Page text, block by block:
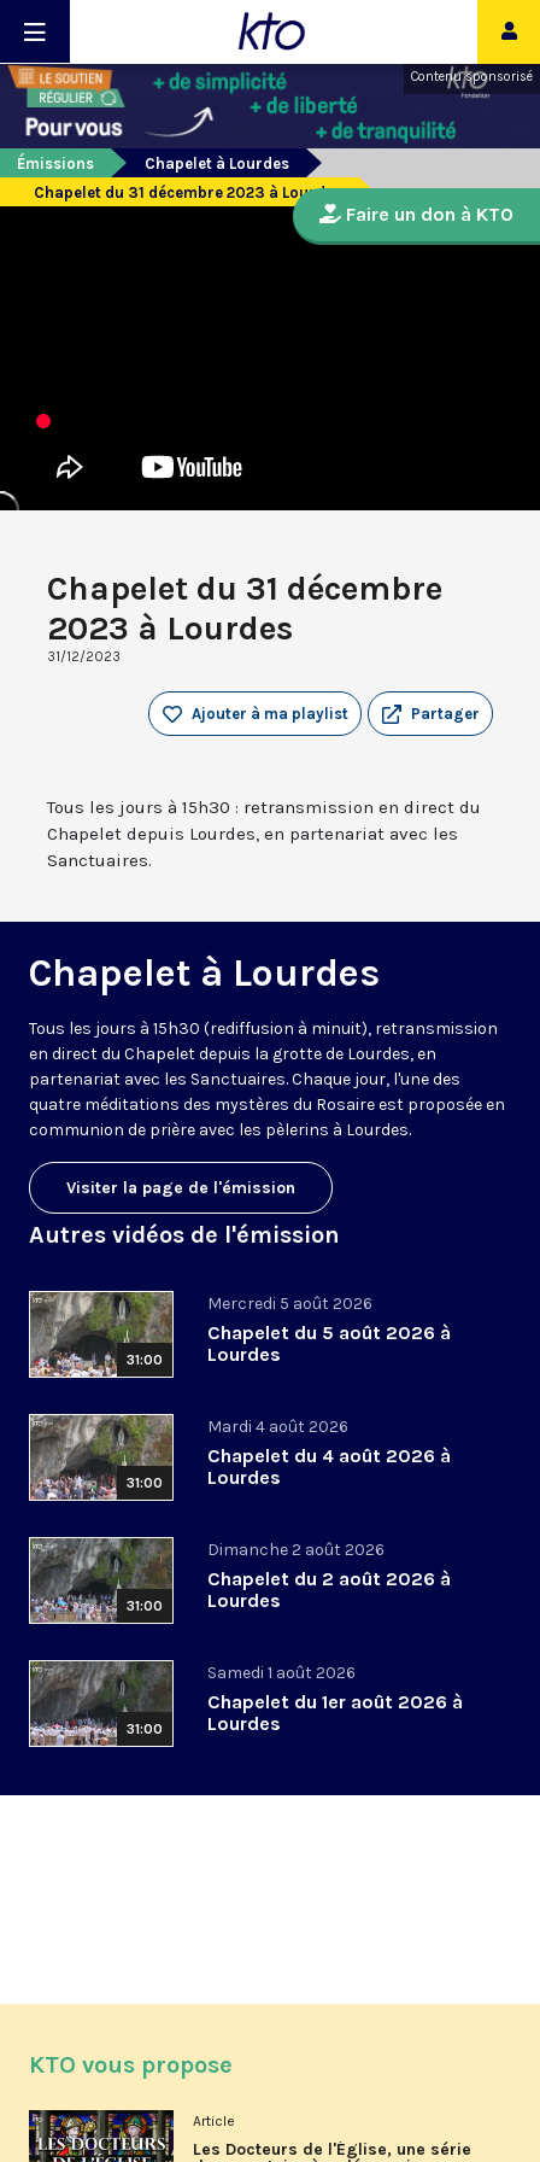
Contenu sponsorisé
Émissions
Chapelet à Lourdes
Chapelet du 31 décembre 2023 à Lourdes
Chapelet du 31 décembre
2023 à Lourdes
31/12/2023
Partager
Ajouter à ma playlist
Tous les jours à 15h30 : retransmission en direct du
Chapelet depuis Lourdes, en partenariat avec les
Sanctuaires.
Chapelet à Lourdes
Tous les jours à 15h30 (rediffusion à minuit), retransmission
en direct du Chapelet depuis la grotte de Lourdes, en
partenariat avec les Sanctuaires. Chaque jour, l'une des
quatre méditations des mystères du Rosaire est proposée en
communion de prière avec les pèlerins à Lourdes.
Visiter la page de l'émission
Autres vidéos de l'émission
31:00
Mercredi 5 août 2026
Chapelet du 5 août 2026 à
Lourdes
31:00
Mardi 4 août 2026
Chapelet du 4 août 2026 à
Lourdes
31:00
Dimanche 2 août 2026
Chapelet du 2 août 2026 à
Lourdes
31:00
Samedi 1 août 2026
Chapelet du 1er août 2026 à
Lourdes
Faire un don à KTO
KTO vous propose
Article
Les Docteurs de l'Église, une série